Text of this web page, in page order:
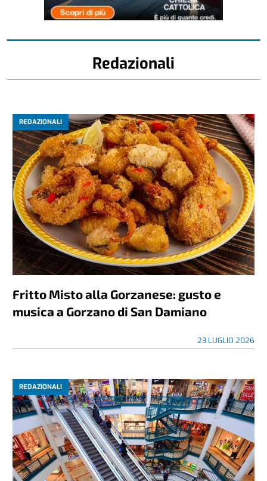
Redazionali
REDAZIONALI
Fritto Misto alla Gorzanese: gusto e
musica a Gorzano di San Damiano
23 LUGLIO 2026
REDAZIONALI